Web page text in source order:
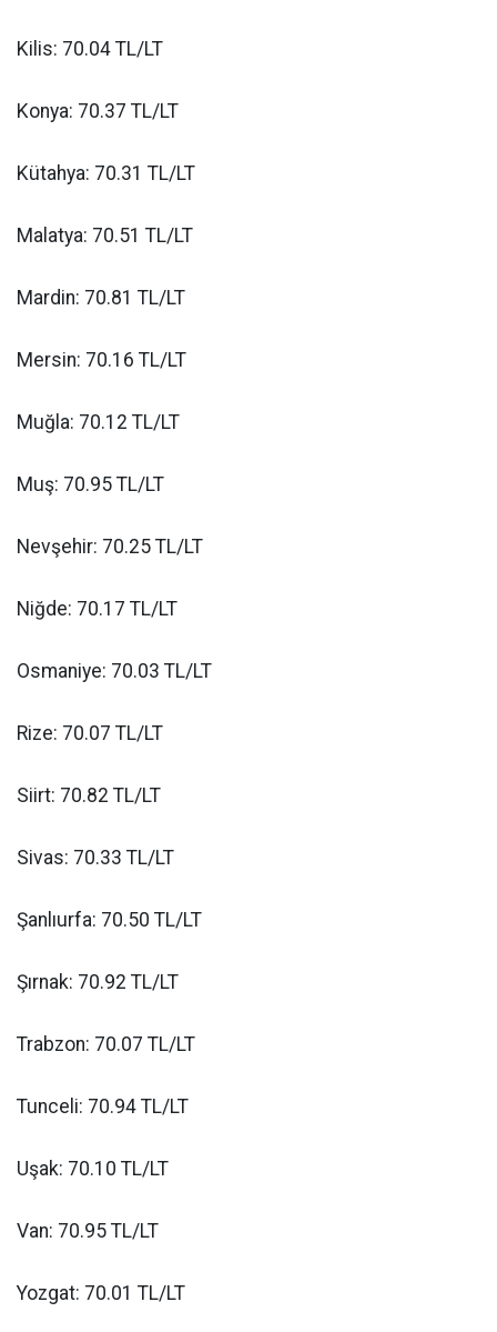
Kilis: 70.04 TL/LT
Konya: 70.37 TL/LT
Kütahya: 70.31 TL/LT
Malatya: 70.51 TL/LT
Mardin: 70.81 TL/LT
Mersin: 70.16 TL/LT
Muğla: 70.12 TL/LT
Muş: 70.95 TL/LT
Nevşehir: 70.25 TL/LT
Niğde: 70.17 TL/LT
Osmaniye: 70.03 TL/LT
Rize: 70.07 TL/LT
Siirt: 70.82 TL/LT
Sivas: 70.33 TL/LT
Şanlıurfa: 70.50 TL/LT
Şırnak: 70.92 TL/LT
Trabzon: 70.07 TL/LT
Tunceli: 70.94 TL/LT
Uşak: 70.10 TL/LT
Van: 70.95 TL/LT
Yozgat: 70.01 TL/LT